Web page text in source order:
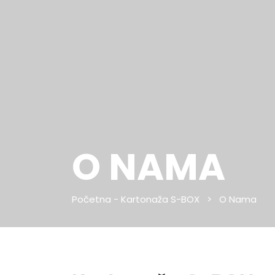
O NAMA
Početna - Kartonaža S-BOX > O Nama